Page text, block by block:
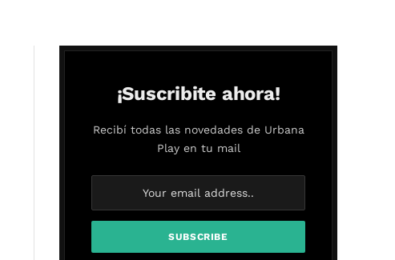
¡Suscribite ahora!
Recibí todas las novedades de Urbana
Play en tu mail